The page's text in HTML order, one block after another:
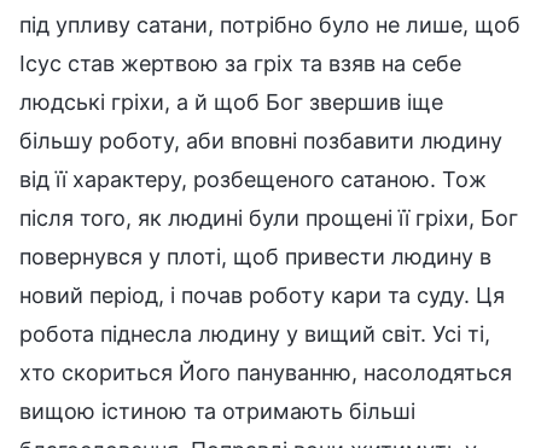
під упливу сатани, потрібно було не лише, щоб
Ісус став жертвою за гріх та взяв на себе
людські гріхи, а й щоб Бог звершив іще
більшу роботу, аби вповні позбавити людину
від її характеру, розбещеного сатаною. Тож
після того, як людині були прощені її гріхи, Бог
повернувся у плоті, щоб привести людину в
новий період, і почав роботу кари та суду. Ця
робота піднесла людину у вищий світ. Усі ті,
хто скориться Його пануванню, насолодяться
вищою істиною та отримають більші